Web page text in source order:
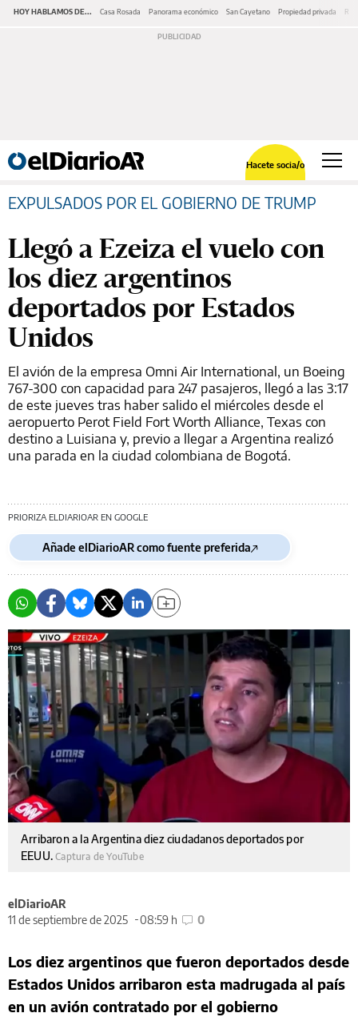
HOY HABLAMOS DE... Casa Rosada Panorama económico San Cayetano Propiedad privada
Hacete socia/o
EXPULSADOS POR EL GOBIERNO DE TRUMP
Llegó a Ezeiza el vuelo con
los diez argentinos
deportados por Estados
Unidos
El avión de la empresa Omni Air International, un Boeing
767-300 con capacidad para 247 pasajeros, llegó a las 3:17
de este jueves tras haber salido el miércoles desde el
aeropuerto Perot Field Fort Worth Alliance, Texas con
destino a Luisiana y, previo a llegar a Argentina realizó
una parada en la ciudad colombiana de Bogotá.
PRIORIZA ELDIARIOAR EN GOOGLE
Añade elDiarioAR como fuente preferida
Arribaron a la Argentina diez ciudadanos deportados por
EEUU.Captura de YouTube
elDiarioAR
11 de septiembre de 2025
08:59 h 0
Los diez argentinos que fueron deportados desde
Estados Unidos arribaron esta madrugada al país
en un avión contratado por el gobierno